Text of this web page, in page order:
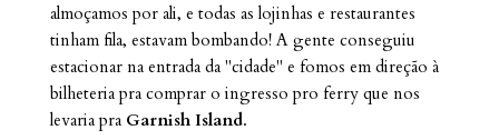
almoçamos por ali, e todas as lojinhas e restaurantes
tinham fila, estavam bombando! A gente conseguiu
estacionar na entrada da "cidade" e fomos em direção à
bilheteria pra comprar o ingresso pro ferry que nos
levaria pra Garnish Island.